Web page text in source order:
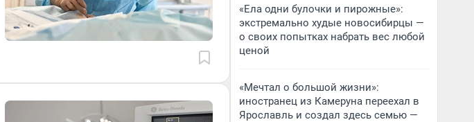
«Ела одни булочки и пирожные»:
экстремально худые новосибирцы —
о своих попытках набрать вес любой
ценой
«Мечтал о большой жизни»:
иностранец из Камеруна переехал в
Ярославль и создал здесь семью —